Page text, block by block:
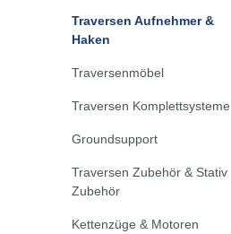
Stretch Cover
Traversen Aufnehmer &
Haken
Traversenmöbel
Traversen Komplettsysteme
Groundsupport
Traversen Zubehör & Stativ
Zubehör
Kettenzüge & Motoren